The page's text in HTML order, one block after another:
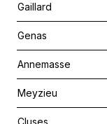
Gaillard
Genas
Annemasse
Meyzieu
Cluses